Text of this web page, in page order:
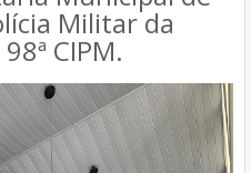
Militar da
CIPM.